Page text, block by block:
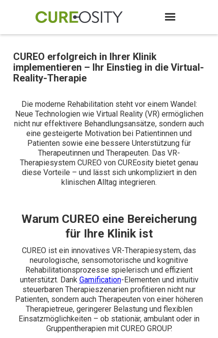
CUREO erfolgreich in Ihrer Klinik
implementieren – Ihr Einstieg in die Virtual-
Reality-Therapie
Die moderne Rehabilitation steht vor einem Wandel:
Neue Technologien wie Virtual Reality (VR) ermöglichen
nicht nur effektivere Behandlungsansätze, sondern auch
eine gesteigerte Motivation bei Patientinnen und
Patienten sowie eine bessere Unterstützung für
Therapeutinnen und Therapeuten. Das VR-
Therapiesystem CUREO von CUREosity bietet genau
diese Vorteile – und lässt sich unkompliziert in den
klinischen Alltag integrieren.
Warum CUREO eine Bereicherung
für Ihre Klinik ist
CUREO ist ein innovatives VR-Therapiesystem, das
neurologische, sensomotorische und kognitive
Rehabilitationsprozesse spielerisch und effizient
unterstützt. Dank Gamification-Elementen und intuitiv
steuerbaren Therapieszenarien profitieren nicht nur
Patienten, sondern auch Therapeuten von einer höheren
Therapietreue, geringerer Belastung und flexiblen
Einsatzmöglichkeiten – ob stationär, ambulant oder in
Gruppentherapien mit CUREO GROUP.